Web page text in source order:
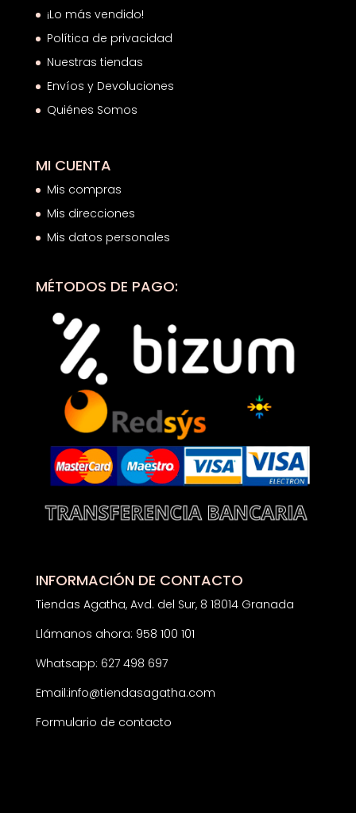
¡Lo más vendido!
Política de privacidad
Nuestras tiendas
Envíos y Devoluciones
Quiénes Somos
MI CUENTA
Mis compras
Mis direcciones
Mis datos personales
MÉTODOS DE PAGO:
INFORMACIÓN DE CONTACTO
Tiendas Agatha, Avd. del Sur, 8 18014 Granada
Llámanos ahora: 958 100 101
Whatsapp: 627 498 697
Email:info@tiendasagatha.com
Formulario de contacto